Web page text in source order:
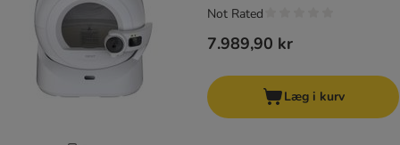
7.989,90 kr
Not Rated
Læg i kurv